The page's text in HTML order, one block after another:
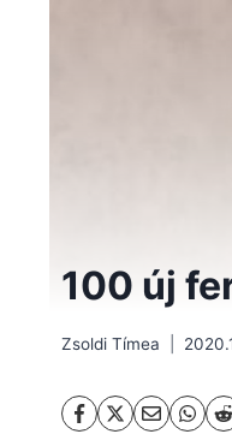
100 új
Zsoldi Tímea